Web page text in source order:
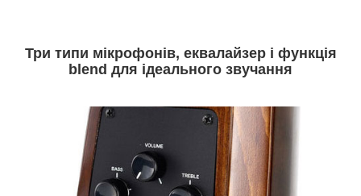
Три типи мікрофонів, еквалайзер і функція
blend для ідеального звучання